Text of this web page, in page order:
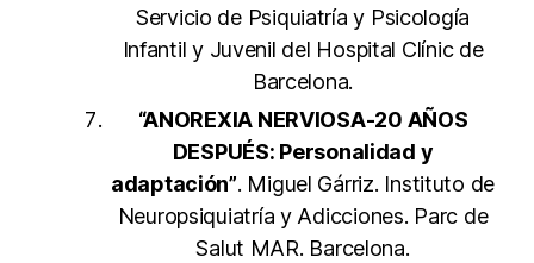
Servicio de Psiquiatría y Psicología
Infantil y Juvenil del Hospital Clínic de
Barcelona.
“ANOREXIA NERVIOSA-20 AÑOS
DESPUÉS: Personalidad y
adaptación”. Miguel Gárriz. Instituto de
Neuropsiquiatría y Adicciones. Parc de
Salut MAR. Barcelona.